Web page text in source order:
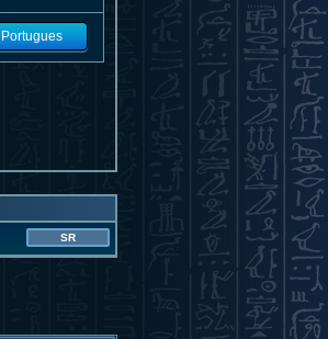
Portugues
SR